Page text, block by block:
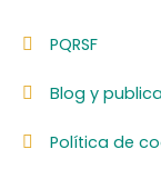
PQRSF
Blog y
Política de